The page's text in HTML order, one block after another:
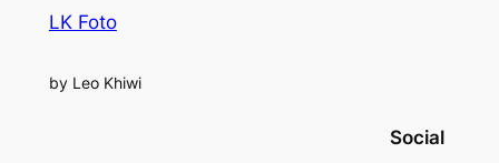
LK Foto
by Leo Khiwi
Social